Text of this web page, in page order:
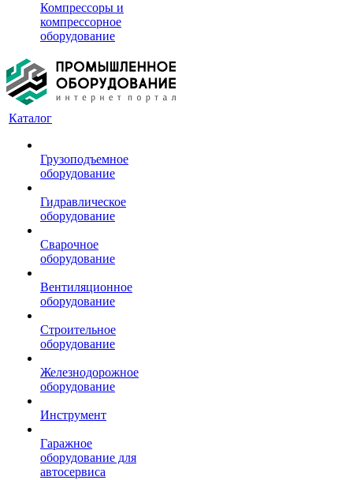
Компрессоры и
компрессорное
оборудование
Каталог
Грузоподъемное
оборудование
Гидравлическое
оборудование
Сварочное
оборудование
Вентиляционное
оборудование
Строительное
оборудование
Железнодорожное
оборудование
Инструмент
Гаражное
оборудование для
автосервиса